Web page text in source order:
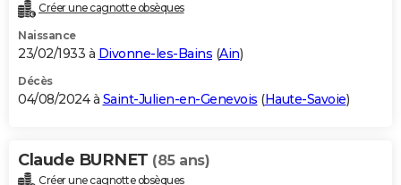
Créer une cagnotte obsèques
Naissance
23/02/1933 à Divonne-les-Bains (Ain)
Décès
04/08/2024 à Saint-Julien-en-Genevois (Haute-Savoie)
Claude BURNET (85 ans)
Créer une cagnotte obsèques